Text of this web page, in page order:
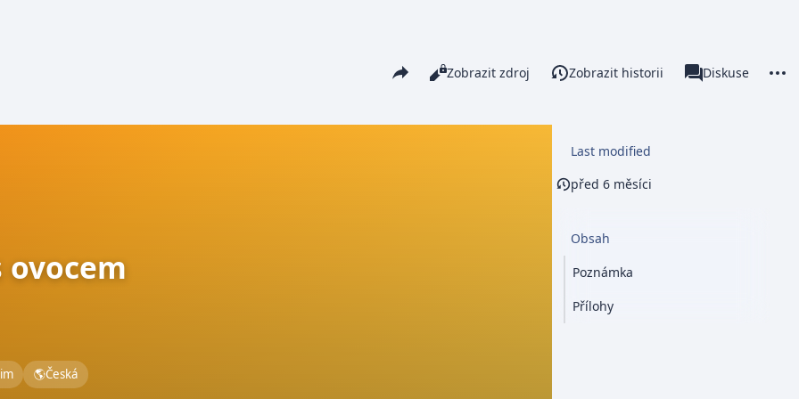
Share this pageZobrazení
Číst
Zobrazit zdroj Zobrazit historii associated-pages
Stránka
Diskuse
ovocem
🌎Česká
Last modified
před 6 měsíci
Obsah
Poznámka
Přílohy